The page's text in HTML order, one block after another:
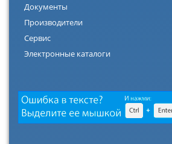
Документы
Производители
Сервис
Электронные каталоги